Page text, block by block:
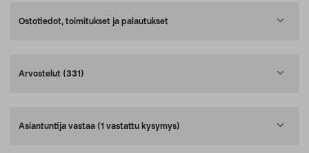
Ostotiedot, toimitukset ja palautukset
Arvostelut (331)
Asiantuntija vastaa (1 vastattu kysymys)